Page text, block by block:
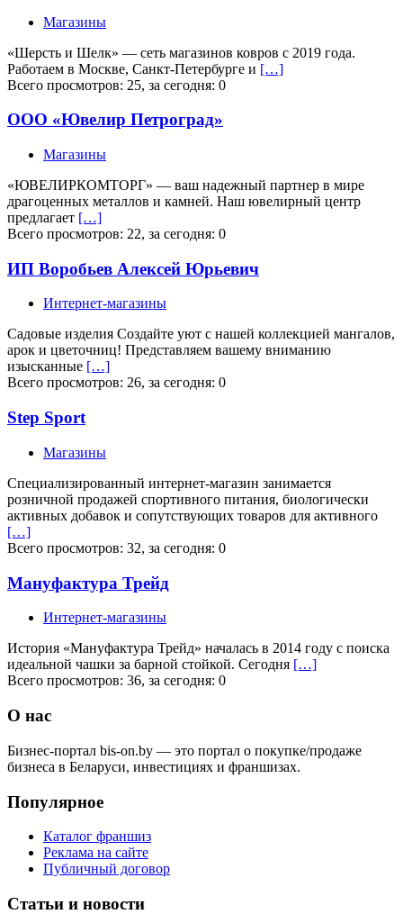
Магазины
«Шерсть и Шелк» — сеть магазинов ковров с 2019 года.
Работаем в Москве, Санкт-Петербурге и […]
Всего просмотров: 25, за сегодня: 0
ООО «Ювелир Петроград»
Магазины
«ЮВЕЛИРКОМТОРГ» — ваш надежный партнер в мире
драгоценных металлов и камней. Наш ювелирный центр
предлагает […]
Всего просмотров: 22, за сегодня: 0
ИП Воробьев Алексей Юрьевич
Интернет-магазины
Садовые изделия Создайте уют c нашей коллекцией мангалов,
арок и цветочниц! Представляем вашему вниманию
изысканные […]
Всего просмотров: 26, за сегодня: 0
Step Sport
Магазины
Специализированный интернет-магазин занимается
розничной продажей спортивного питания, биологически
активных добавок и сопутствующих товаров для активного
[…]
Всего просмотров: 32, за сегодня: 0
Мануфактура Трейд
Интернет-магазины
История «Мануфактура Трейд» началась в 2014 году с поиска
идеальной чашки за барной стойкой. Сегодня […]
Всего просмотров: 36, за сегодня: 0
О нас
Бизнес-портал bis-on.by — это портал о покупке/продаже
бизнеса в Беларуси, инвестициях и франшизах.
Популярное
Каталог франшиз
Реклама на сайте
Публичный договор
Статьи и новости